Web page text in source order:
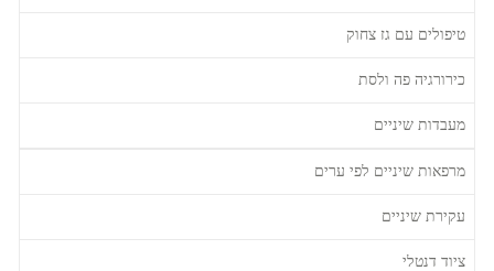
טיפולים עם גז צחוק
כירורגיה פה ולסת
מעבדות שיניים
מרפאות שיניים לפי ערים
עקירת שיניים
ציוד דנטלי